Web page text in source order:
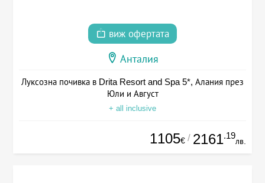
виж офертата
Анталия
Луксозна почивка в Drita Resort and Spa 5*, Алания през
Юли и Август
+ all inclusive
1105€ / 2161.19
лв.